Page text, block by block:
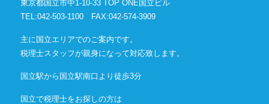
東京都国立市中1-10-33 TOP ONE国立ビル
TEL:042-503-1100 FAX:042-574-3909
主に国立エリアでのご案内です。
税理士スタッフが親身になって対応致します。
国立駅から国立駅南口より徒歩3分
国立で税理士をお探しの方は